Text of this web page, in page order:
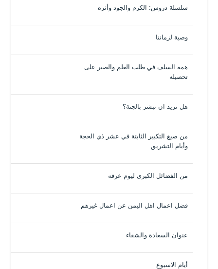
سلسلة دروس: الكرم والجود وأثره
وصية لزماننا
همة السلف في طلب العلم والصبر على
تحصيله
هل تريد ان تبشر بالجنة؟
من صيغ التكبير الثابتة في عشر ذي الحجة
وأيام التشريق
من الفضائل الكبرى ليوم عرفه
فضل اعمال اهل اليمن عن اعمال غيرهم
عنوان السعادة والشقاء
أيام الاسبوع